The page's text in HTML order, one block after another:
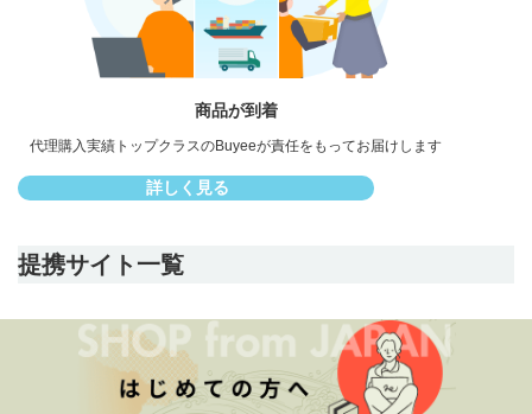
商品が到着
代理購入実績トップクラスのBuyeeが責任をもってお届けします
詳しく見る
提携サイト一覧